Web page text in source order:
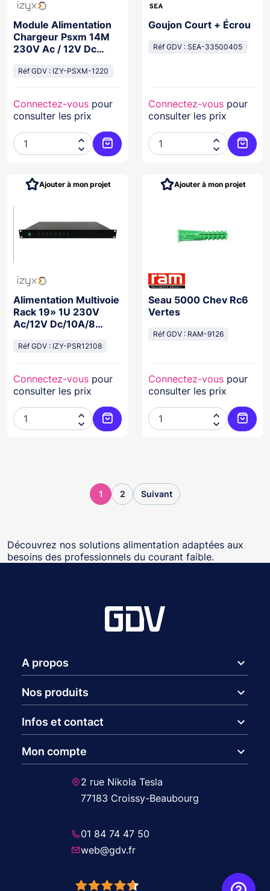
Module Alimentation
Chargeur Psxm 14M
230V Ac / 12V Dc
Réf GDV : IZY-PSXM-1220
Connectez-vous pour
consulter les prix


Ajouter au panier
Goujon Court + Écrou
Réf GDV : SEA-33500405
Connectez-vous pour
consulter les prix


Alimentation Multivoie
Rack 19» 1U 230V
Ac/12V Dc/10A/8
Réf GDV : IZY-PSR12108
Connectez-vous pour
consulter les prix


Ajouter au panier
Ajouter à mon projet
Seau 5000 Chev Rc6
Vertes
Réf GDV : RAM-9126
Connectez-vous pour
consulter les prix


Ajouter à mon projet
1 2 Suivant
Découvrez nos solutions alimentation adaptées aux
besoins des professionnels du courant faible.
A propos expand_more
Nos produits expand_more
Infos et contact expand_more
Mon compte expand_more
2 rue Nikola Tesla
77183 Croissy-Beaubourg
01 84 74 47 50
web@gdv.fr